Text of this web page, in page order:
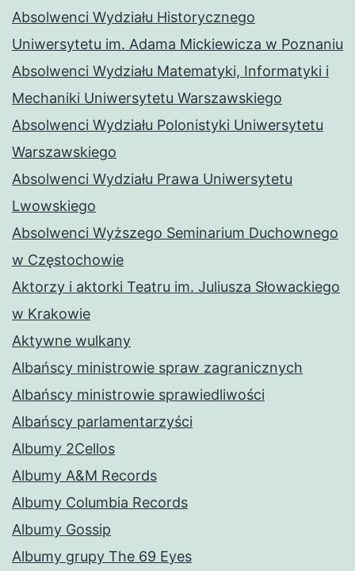
Absolwenci Wydziału Historycznego
Uniwersytetu im. Adama Mickiewicza w Poznaniu
Absolwenci Wydziału Matematyki, Informatyki i
Mechaniki Uniwersytetu Warszawskiego
Absolwenci Wydziału Polonistyki Uniwersytetu
Warszawskiego
Absolwenci Wydziału Prawa Uniwersytetu
Lwowskiego
Absolwenci Wyższego Seminarium Duchownego
w Częstochowie
Aktorzy i aktorki Teatru im. Juliusza Słowackiego
w Krakowie
Aktywne wulkany
Albańscy ministrowie spraw zagranicznych
Albańscy ministrowie sprawiedliwości
Albańscy parlamentarzyści
Albumy 2Cellos
Albumy A&M Records
Albumy Columbia Records
Albumy Gossip
Albumy grupy The 69 Eyes